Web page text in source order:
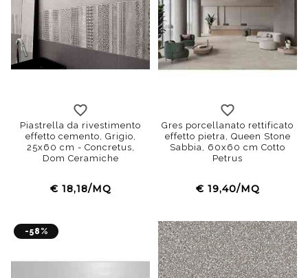
Piastrella da rivestimento
effetto cemento, Grigio,
25x60 cm - Concretus,
Dom Ceramiche
€ 18,18/MQ
Gres porcellanato rettificato
effetto pietra, Queen Stone
Sabbia, 60x60 cm Cotto
Petrus
€ 19,40/MQ
-58%